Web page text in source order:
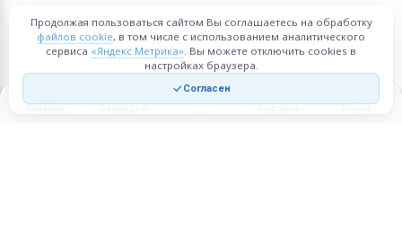
Главная Закладки Корзина Войти
Продолжая пользоваться сайтом Вы соглашаетесь на обработку
файлов cookie, в том числе с использованием аналитического
сервиса «Яндекс Метрика». Вы можете отключить cookies в
настройках браузера.
Согласен